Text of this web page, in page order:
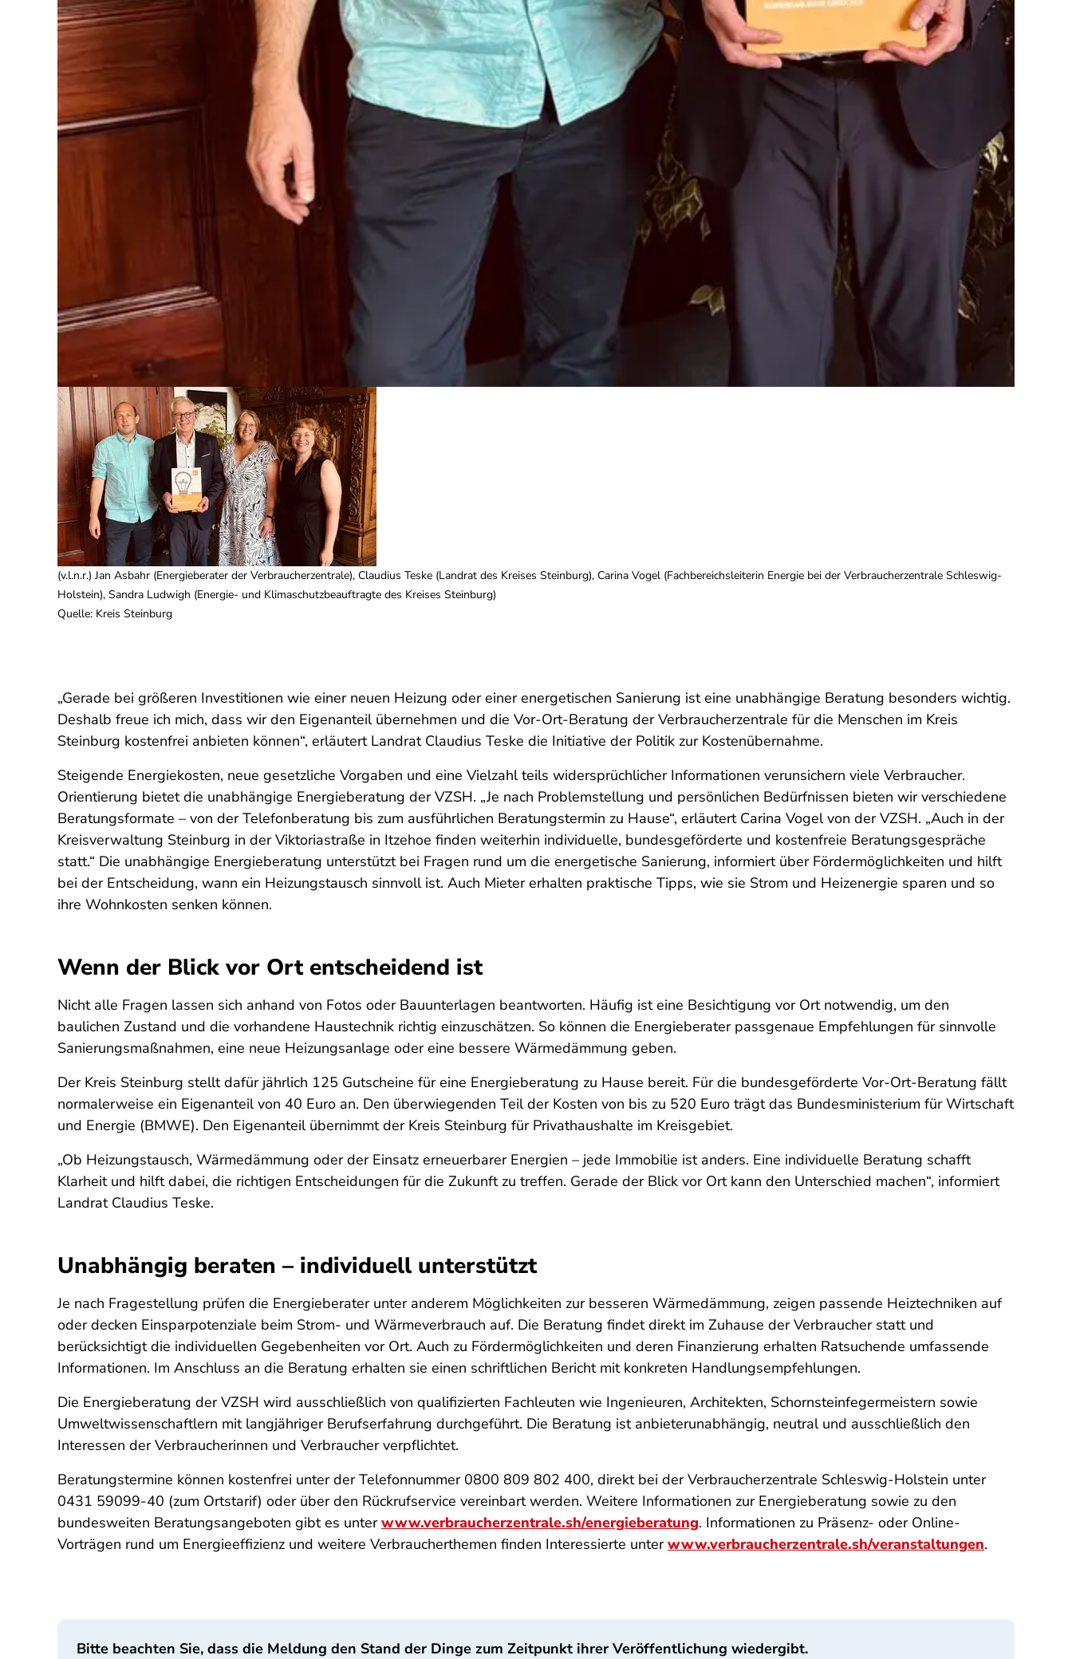
(v.l.n.r.) Jan Asbahr (Energieberater der Verbraucherzentrale), Claudius Teske (Landrat des Kreises Steinburg), Carina Vogel (Fachbereichsleiterin Energie bei der Verbraucherzentrale Schleswig-
Holstein), Sandra Ludwigh (Energie- und Klimaschutzbeauftragte des Kreises Steinburg)
Quelle: Kreis Steinburg
„Gerade bei größeren Investitionen wie einer neuen Heizung oder einer energetischen Sanierung ist eine unabhängige Beratung besonders wichtig.
Deshalb freue ich mich, dass wir den Eigenanteil übernehmen und die Vor-Ort-Beratung der Verbraucherzentrale für die Menschen im Kreis
Steinburg kostenfrei anbieten können“, erläutert Landrat Claudius Teske die Initiative der Politik zur Kostenübernahme.
Steigende Energiekosten, neue gesetzliche Vorgaben und eine Vielzahl teils widersprüchlicher Informationen verunsichern viele Verbraucher.
Orientierung bietet die unabhängige Energieberatung der VZSH. „Je nach Problemstellung und persönlichen Bedürfnissen bieten wir verschiedene
Beratungsformate – von der Telefonberatung bis zum ausführlichen Beratungstermin zu Hause“, erläutert Carina Vogel von der VZSH. „Auch in der
Kreisverwaltung Steinburg in der Viktoriastraße in Itzehoe finden weiterhin individuelle, bundesgeförderte und kostenfreie Beratungsgespräche
statt.“ Die unabhängige Energieberatung unterstützt bei Fragen rund um die energetische Sanierung, informiert über Fördermöglichkeiten und hilft
bei der Entscheidung, wann ein Heizungstausch sinnvoll ist. Auch Mieter erhalten praktische Tipps, wie sie Strom und Heizenergie sparen und so
ihre Wohnkosten senken können.
Wenn der Blick vor Ort entscheidend ist
Nicht alle Fragen lassen sich anhand von Fotos oder Bauunterlagen beantworten. Häufig ist eine Besichtigung vor Ort notwendig, um den
baulichen Zustand und die vorhandene Haustechnik richtig einzuschätzen. So können die Energieberater passgenaue Empfehlungen für sinnvolle
Sanierungsmaßnahmen, eine neue Heizungsanlage oder eine bessere Wärmedämmung geben.
Der Kreis Steinburg stellt dafür jährlich 125 Gutscheine für eine Energieberatung zu Hause bereit. Für die bundesgeförderte Vor-Ort-Beratung fällt
normalerweise ein Eigenanteil von 40 Euro an. Den überwiegenden Teil der Kosten von bis zu 520 Euro trägt das Bundesministerium für Wirtschaft
und Energie (BMWE). Den Eigenanteil übernimmt der Kreis Steinburg für Privathaushalte im Kreisgebiet.
„Ob Heizungstausch, Wärmedämmung oder der Einsatz erneuerbarer Energien – jede Immobilie ist anders. Eine individuelle Beratung schafft
Klarheit und hilft dabei, die richtigen Entscheidungen für die Zukunft zu treffen. Gerade der Blick vor Ort kann den Unterschied machen“, informiert
Landrat Claudius Teske.
Unabhängig beraten – individuell unterstützt
Je nach Fragestellung prüfen die Energieberater unter anderem Möglichkeiten zur besseren Wärmedämmung, zeigen passende Heiztechniken auf
oder decken Einsparpotenziale beim Strom- und Wärmeverbrauch auf. Die Beratung findet direkt im Zuhause der Verbraucher statt und
berücksichtigt die individuellen Gegebenheiten vor Ort. Auch zu Fördermöglichkeiten und deren Finanzierung erhalten Ratsuchende umfassende
Informationen. Im Anschluss an die Beratung erhalten sie einen schriftlichen Bericht mit konkreten Handlungsempfehlungen.
Die Energieberatung der VZSH wird ausschließlich von qualifizierten Fachleuten wie Ingenieuren, Architekten, Schornsteinfegermeistern sowie
Umweltwissenschaftlern mit langjähriger Berufserfahrung durchgeführt. Die Beratung ist anbieterunabhängig, neutral und ausschließlich den
Interessen der Verbraucherinnen und Verbraucher verpflichtet.
Beratungstermine können kostenfrei unter der Telefonnummer 0800 809 802 400, direkt bei der Verbraucherzentrale Schleswig-Holstein unter
0431 59099-40 (zum Ortstarif) oder über den Rückrufservice vereinbart werden. Weitere Informationen zur Energieberatung sowie zu den
bundesweiten Beratungsangeboten gibt es unterwww.verbraucherzentrale.sh/energieberatung. Informationen zu Präsenz- oder Online-
Vorträgen rund um Energieeffizienz und weitere Verbraucherthemen finden Interessierte unterwww.verbraucherzentrale.sh/veranstaltungen.
Bitte beachten Sie, dass die Meldung den Stand der Dinge zum Zeitpunkt ihrer Veröffentlichung wiedergibt.